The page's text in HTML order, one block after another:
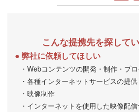
こんな提携先を探して
弊社に依頼してほしい
・Webコンテンツの開発・制作・プ
・各種インターネットサービスの提
・映像制作
・インターネットを使用した映像配